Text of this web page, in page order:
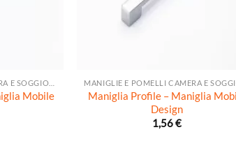
Mobile
Maniglia Profile – Maniglia
Design
1,56€